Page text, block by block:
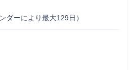
ダーにより最大129日）